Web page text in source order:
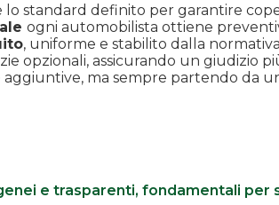
lo standard definito per garantire
ogni automobilista ottiene
, uniforme e stabilito dalla normativa
opzionali, assicurando un giudizio
ma sempre partendo da
e trasparenti, fondamentali per